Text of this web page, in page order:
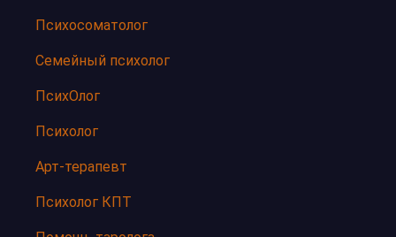
Психосоматолог
Семейный психолог
ПсихОлог
Психолог
Арт-терапевт
Психолог КПТ